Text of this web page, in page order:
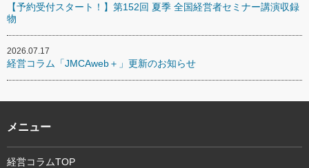
【予約受付スタート！】第152回 夏季 全国経営者セミナー講演収録
物
2026.07.17
経営コラム「JMCAweb＋」更新のお知らせ
メニュー
経営コラムTOP